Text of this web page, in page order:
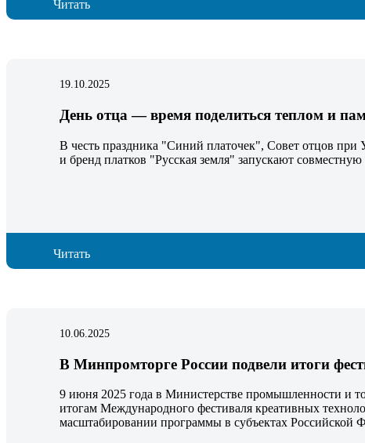
Читать
19.10.2025
День отца — время поделиться теплом и
В честь праздника "Синий платочек", Совет отцов
и бренд платков "Русская земля" запускают
Читать
10.06.2025
В Минпромторге России подвели итоги
9 июня 2025 года в Министерстве промышленности и
итогам Международного фестиваля креативных
масштабировании программы в субъектах Российской